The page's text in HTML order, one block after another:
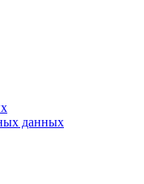
данных